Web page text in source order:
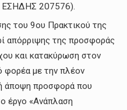
207576).
του 9ου Πρακτικού της
απόρριψης της προσφοράς
και κατακύρωση στον
φορέα με την πλέον
άποψη προσφορά που
έργο «Ανάπλαση